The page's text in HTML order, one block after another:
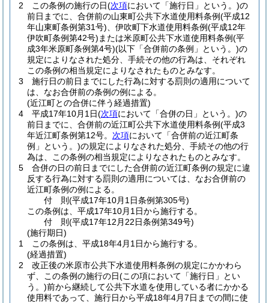
2
この条例の施行の日(次項において「施行日」という。)の
前日までに、合併前の山東町公共下水道使用料条例(平成12
年山東町条例第31号) 、伊吹町下水道使用料条例(平成12年
伊吹町条例第42号) または米原町公共下水道使用料条例(平
成3年米原町条例第4号)(以下「合併前の条例」という。)の
規定によりなされた処分、手続その他の行為は、それぞれ
この条例の相当規定によりなされたものとみなす。
3
施行日の前日までにした行為に対する罰則の適用について
は、なお合併前の条例の例による。
(近江町との合併に伴う経過措置)
4
平成17年10月1日(次項において「合併の日」という。)の
前日までに、合併前の近江町公共下水道使用料条例(平成3
年近江町条例第12号。 次項において「合併前の近江町条
例」という。)の規定によりなされた処分、手続その他の行
為は、この条例の相当規定によりなされたものとみなす。
5
合併の日の前日までにした合併前の近江町条例の規定に違
反する行為に対する罰則の適用については、なお合併前の
近江町条例の例による。
付 則(平成17年10月1日条例第305号)
この条例は、平成17年10月1日から施行する。
付 則(平成17年12月22日条例第349号)
(施行期日)
1
この条例は、平成18年4月1日から施行する。
(経過措置)
2
改正後の米原市公共下水道使用料条例の規定にかかわら
ず、この条例の施行の日(この項において「施行日」とい
う。)前から継続して公共下水道を使用している者にかかる
使用料であって、施行日から平成18年4月7日までの間に使